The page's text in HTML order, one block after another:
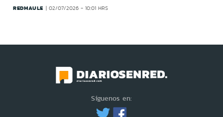
REDMAULE 02/07/2026 - 10:01 HRS
Síguenos en: